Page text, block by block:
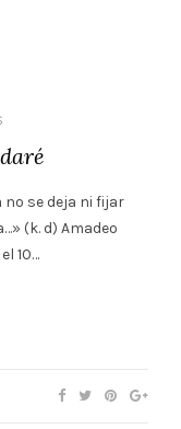
no se deja ni fijar
(k. d) Amadeo
10…